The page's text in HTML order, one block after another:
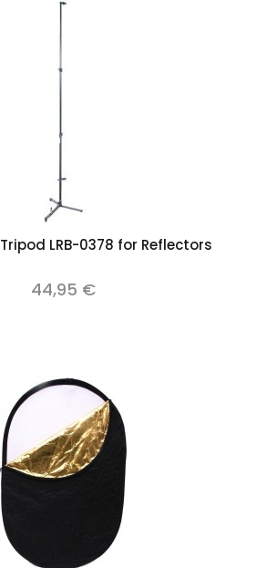
LRB-0378 for Reflectors
44,95 €